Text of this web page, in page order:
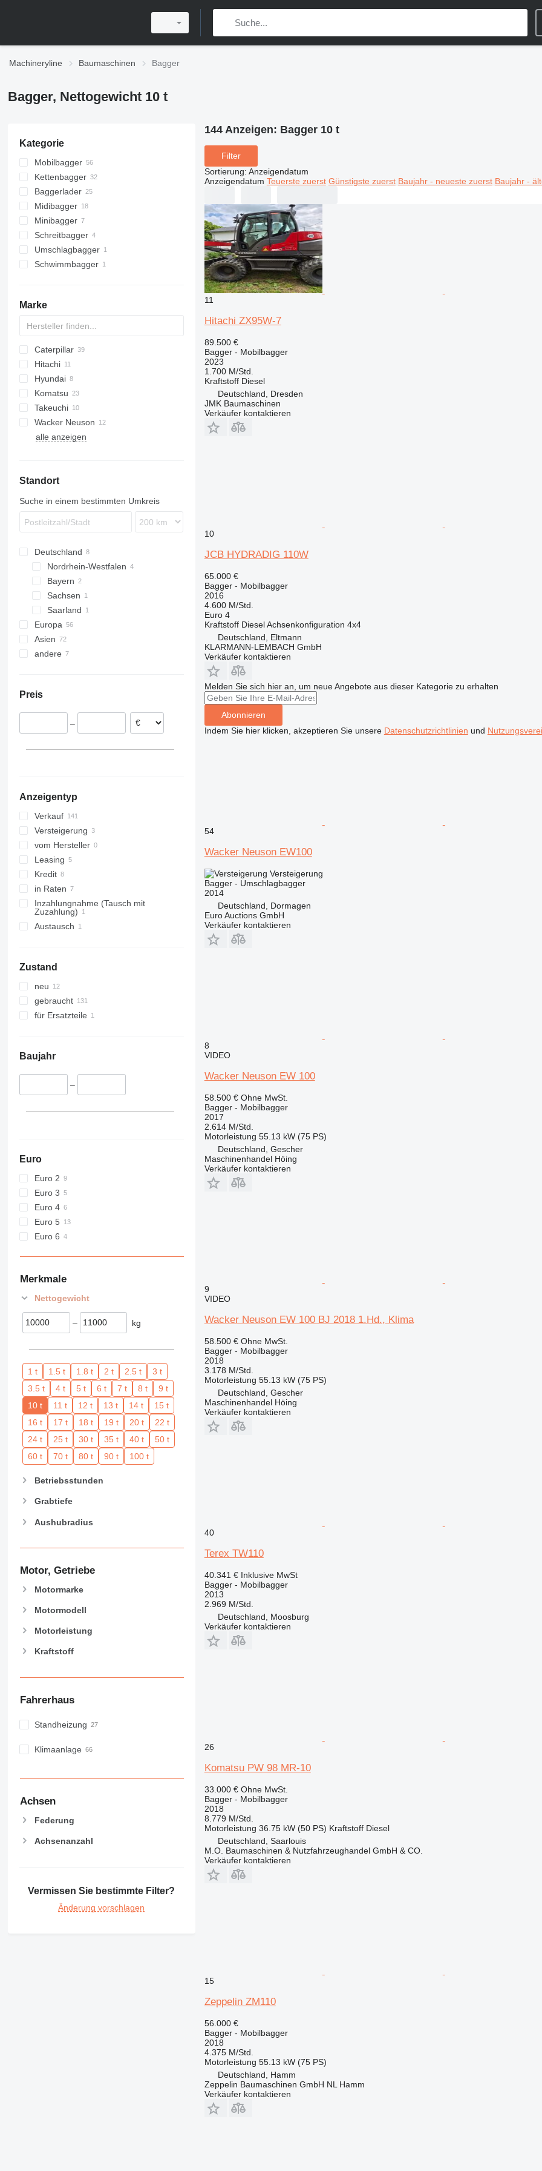
Machineryline Baumaschinen Bagger
Bagger, Nettogewicht 10 t
Kategorie
Mobilbagger
Kettenbagger
Baggerlader
Midibagger
Minibagger
Schreitbagger
Umschlagbagger
Schwimmbagger
Marke
Caterpillar
312
313
320
323
325
330
426
444
E-series
DX
Hitachi
EX
ZX
Hyundai
HX-series
R-series
5CX
110
JS
S-series
Komatsu
PC
PW
A-series
12
E-series
Takeuchi
TB
TW
Wacker Neuson
EW
XC
SV
ZM
alle anzeigen
Standort
Suche in einem bestimmten Umkreis
Deutschland
Nordrhein-Westfalen
Münster
Dormagen
Hamm
Bayern
Moosburg an der Isar
Erlangen
Sachsen
Dresden
Saarland
Saarbrücken
Europa
Niederlande
Frankreich
Rumänien
Italien
Asien
China
andere
Preis
–
Anzeigentyp
Verkauf
Versteigerung
vom Hersteller
Leasing
Kredit
in Raten
Inzahlungnahme (Tausch mit
Zuzahlung)
Austausch
Zustand
neu
gebraucht
für Ersatzteile
Baujahr
–
Euro
Euro 2
Euro 3
Euro 4
Euro 5
Euro 6
Merkmale
Nettogewicht
– kg
1 t 1.5 t 1.8 t 2 t 2.5 t
3 t
3.5 t
4 t 5 t 6 t 7 t 8 t
9 t
10 t
11 t 12 t 13 t 14 t
15 t
16 t
17 t 18 t 19 t 20 t
22 t
24 t
25 t 30 t 35 t 40 t
50 t
60 t
70 t 80 t 90 t 100 t
Betriebsstunden
Grabtiefe
Aushubradius
Motor, Getriebe
Motormarke
Motormodell
Motorleistung
Kraftstoff
Fahrerhaus
Standheizung
Klimaanlage
Achsen
Federung
Achsenanzahl
Vermissen Sie bestimmte Filter?
Änderung vorschlagen
144 Anzeigen: Bagger 10 t
Filter
Sortierung: Anzeigendatum
Anzeigendatum Teuerste zuerst Günstigste zuerst Baujahr - neueste zuerst Baujahr -
11
Hitachi ZX95W-7
89.500 €
Bagger - Mobilbagger
2023
1.700 M/Std.
Kraftstoff Diesel
Deutschland, Dresden
JMK Baumaschinen
Verkäufer kontaktieren
10
JCB HYDRADIG 110W
65.000 €
Bagger - Mobilbagger
2016
4.600 M/Std.
Euro 4
Kraftstoff Diesel Achsenkonfiguration 4x4
Deutschland, Eltmann
KLARMANN-LEMBACH GmbH
Verkäufer kontaktieren
Melden Sie sich hier an, um neue Angebote aus dieser Kategorie zu erhalten
Abonnieren
Indem Sie hier klicken, akzeptieren Sie unsere Datenschutzrichtlinien und
54
Wacker Neuson EW100
Versteigerung
Bagger - Umschlagbagger
2014
Deutschland, Dormagen
Euro Auctions GmbH
Verkäufer kontaktieren
8
VIDEO
Wacker Neuson EW 100
58.500 € Ohne MwSt.
Bagger - Mobilbagger
2017
2.614 M/Std.
Motorleistung 55.13 kW (75 PS)
Deutschland, Gescher
Maschinenhandel Höing
Verkäufer kontaktieren
9
VIDEO
Wacker Neuson EW 100 BJ 2018 1.Hd., Klima
58.500 € Ohne MwSt.
Bagger - Mobilbagger
2018
3.178 M/Std.
Motorleistung 55.13 kW (75 PS)
Deutschland, Gescher
Maschinenhandel Höing
Verkäufer kontaktieren
40
Terex TW110
40.341 € Inklusive MwSt
Bagger - Mobilbagger
2013
2.969 M/Std.
Deutschland, Moosburg
Verkäufer kontaktieren
26
Komatsu PW 98 MR-10
33.000 € Ohne MwSt.
Bagger - Mobilbagger
2018
8.779 M/Std.
Motorleistung 36.75 kW (50 PS) Kraftstoff Diesel
Deutschland, Saarlouis
M.O. Baumaschinen & Nutzfahrzeughandel GmbH & CO.
Verkäufer kontaktieren
15
Zeppelin ZM110
56.000 €
Bagger - Mobilbagger
2018
4.375 M/Std.
Motorleistung 55.13 kW (75 PS)
Deutschland, Hamm
Zeppelin Baumaschinen GmbH NL Hamm
Verkäufer kontaktieren